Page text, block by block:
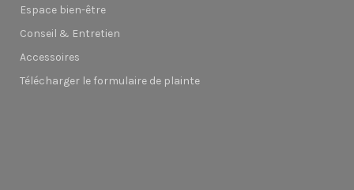
Espace bien-être
Conseil & Entretien
Accessoires
Télécharger le formulaire de plainte